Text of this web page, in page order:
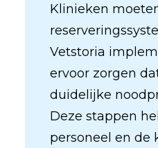
Klinieken
Vetstoria
ervoor zorgen
duidelijke
Deze stappen
personeel en de